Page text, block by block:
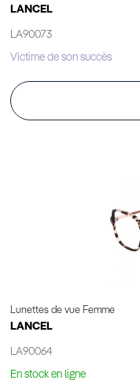
LANCEL
LA90073
Victime de son succès
Lunettes de vue Femme
LANCEL
LA90064
En stock en ligne